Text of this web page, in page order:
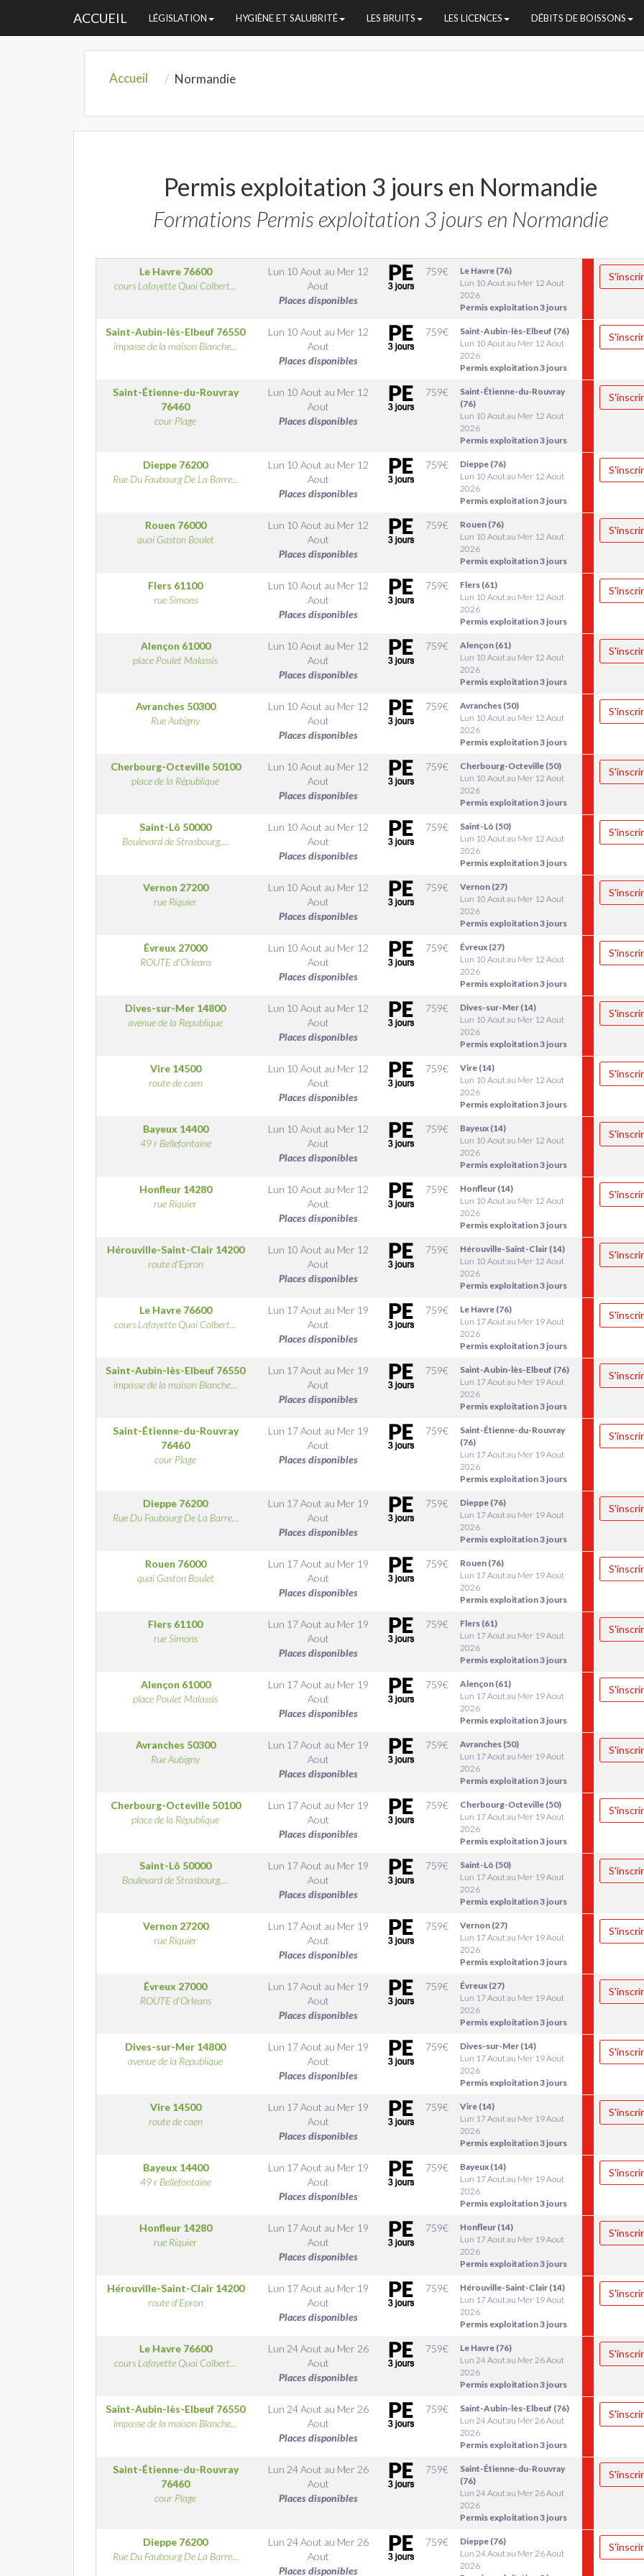
ACCUEIL LÉGISLATION HYGIÈNE ET SALUBRITÉ LES BRUITS LES LICENCES DÉBITS DE BOISSONS
Accueil Normandie
Permis exploitation 3 jours en Normandie
Formations Permis exploitation 3 jours en Normandie
Le Havre 76600
cours Lafayette Quai Colbert...
Lun 10 Aout au Mer 12
Aout
Places disponibles
759€
Le Havre (76)
Lun 10 Aout au Mer 12 Aout
2026
Permis exploitation 3 jours
Saint-Aubin-lès-Elbeuf 76550
impasse de la maison Blanche...
Lun 10 Aout au Mer 12
Aout
Places disponibles
759€
Saint-Aubin-lès-Elbeuf (76)
Lun 10 Aout au Mer 12 Aout
2026
Permis exploitation 3 jours
Saint-Étienne-du-Rouvray
76460
cour Plage
Lun 10 Aout au Mer 12
Aout
Places disponibles
759€
Saint-Étienne-du-Rouvray
(76)
Lun 10 Aout au Mer 12 Aout
2026
Permis exploitation 3 jours
Dieppe 76200
Rue Du Faubourg De La Barre...
Lun 10 Aout au Mer 12
Aout
Places disponibles
759€
Dieppe (76)
Lun 10 Aout au Mer 12 Aout
2026
Permis exploitation 3 jours
Rouen 76000
quai Gaston Boulet
Lun 10 Aout au Mer 12
Aout
Places disponibles
759€
Rouen (76)
Lun 10 Aout au Mer 12 Aout
2026
Permis exploitation 3 jours
Flers 61100
rue Simons
Lun 10 Aout au Mer 12
Aout
Places disponibles
759€
Flers (61)
Lun 10 Aout au Mer 12 Aout
2026
Permis exploitation 3 jours
Alençon 61000
place Poulet Malassis
Lun 10 Aout au Mer 12
Aout
Places disponibles
759€
Alençon (61)
Lun 10 Aout au Mer 12 Aout
2026
Permis exploitation 3 jours
Avranches 50300
Rue Aubigny
Lun 10 Aout au Mer 12
Aout
Places disponibles
759€
Avranches (50)
Lun 10 Aout au Mer 12 Aout
2026
Permis exploitation 3 jours
Cherbourg-Octeville 50100
place de la République
Lun 10 Aout au Mer 12
Aout
Places disponibles
759€
Cherbourg-Octeville (50)
Lun 10 Aout au Mer 12 Aout
2026
Permis exploitation 3 jours
Saint-Lô 50000
Boulevard de Strasbourg,...
Lun 10 Aout au Mer 12
Aout
Places disponibles
759€
Saint-Lô (50)
Lun 10 Aout au Mer 12 Aout
2026
Permis exploitation 3 jours
Vernon 27200
rue Riquier
Lun 10 Aout au Mer 12
Aout
Places disponibles
759€
Vernon (27)
Lun 10 Aout au Mer 12 Aout
2026
Permis exploitation 3 jours
Évreux 27000
ROUTE d'Orleans
Lun 10 Aout au Mer 12
Aout
Places disponibles
759€
Évreux (27)
Lun 10 Aout au Mer 12 Aout
2026
Permis exploitation 3 jours
Dives-sur-Mer 14800
avenue de la Republique
Lun 10 Aout au Mer 12
Aout
Places disponibles
759€
Dives-sur-Mer (14)
Lun 10 Aout au Mer 12 Aout
2026
Permis exploitation 3 jours
Vire 14500
route de caen
Lun 10 Aout au Mer 12
Aout
Places disponibles
759€
Vire (14)
Lun 10 Aout au Mer 12 Aout
2026
Permis exploitation 3 jours
Bayeux 14400
49 r Bellefontaine
Lun 10 Aout au Mer 12
Aout
Places disponibles
759€
Bayeux (14)
Lun 10 Aout au Mer 12 Aout
2026
Permis exploitation 3 jours
Honfleur 14280
rue Riquier
Lun 10 Aout au Mer 12
Aout
Places disponibles
759€
Honfleur (14)
Lun 10 Aout au Mer 12 Aout
2026
Permis exploitation 3 jours
Hérouville-Saint-Clair 14200
route d'Epron
Lun 10 Aout au Mer 12
Aout
Places disponibles
759€
Hérouville-Saint-Clair (14)
Lun 10 Aout au Mer 12 Aout
2026
Permis exploitation 3 jours
Le Havre 76600
cours Lafayette Quai Colbert...
Lun 17 Aout au Mer 19
Aout
Places disponibles
759€
Le Havre (76)
Lun 17 Aout au Mer 19 Aout
2026
Permis exploitation 3 jours
Saint-Aubin-lès-Elbeuf 76550
impasse de la maison Blanche...
Lun 17 Aout au Mer 19
Aout
Places disponibles
759€
Saint-Aubin-lès-Elbeuf (76)
Lun 17 Aout au Mer 19 Aout
2026
Permis exploitation 3 jours
Saint-Étienne-du-Rouvray
76460
cour Plage
Lun 17 Aout au Mer 19
Aout
Places disponibles
759€
Saint-Étienne-du-Rouvray
(76)
Lun 17 Aout au Mer 19 Aout
2026
Permis exploitation 3 jours
Dieppe 76200
Rue Du Faubourg De La Barre...
Lun 17 Aout au Mer 19
Aout
Places disponibles
759€
Dieppe (76)
Lun 17 Aout au Mer 19 Aout
2026
Permis exploitation 3 jours
Rouen 76000
quai Gaston Boulet
Lun 17 Aout au Mer 19
Aout
Places disponibles
759€
Rouen (76)
Lun 17 Aout au Mer 19 Aout
2026
Permis exploitation 3 jours
Flers 61100
rue Simons
Lun 17 Aout au Mer 19
Aout
Places disponibles
759€
Flers (61)
Lun 17 Aout au Mer 19 Aout
2026
Permis exploitation 3 jours
Alençon 61000
place Poulet Malassis
Lun 17 Aout au Mer 19
Aout
Places disponibles
759€
Alençon (61)
Lun 17 Aout au Mer 19 Aout
2026
Permis exploitation 3 jours
Avranches 50300
Rue Aubigny
Lun 17 Aout au Mer 19
Aout
Places disponibles
759€
Avranches (50)
Lun 17 Aout au Mer 19 Aout
2026
Permis exploitation 3 jours
Cherbourg-Octeville 50100
place de la République
Lun 17 Aout au Mer 19
Aout
Places disponibles
759€
Cherbourg-Octeville (50)
Lun 17 Aout au Mer 19 Aout
2026
Permis exploitation 3 jours
Saint-Lô 50000
Boulevard de Strasbourg,...
Lun 17 Aout au Mer 19
Aout
Places disponibles
759€
Saint-Lô (50)
Lun 17 Aout au Mer 19 Aout
2026
Permis exploitation 3 jours
Vernon 27200
rue Riquier
Lun 17 Aout au Mer 19
Aout
Places disponibles
759€
Vernon (27)
Lun 17 Aout au Mer 19 Aout
2026
Permis exploitation 3 jours
Évreux 27000
ROUTE d'Orleans
Lun 17 Aout au Mer 19
Aout
Places disponibles
759€
Évreux (27)
Lun 17 Aout au Mer 19 Aout
2026
Permis exploitation 3 jours
Dives-sur-Mer 14800
avenue de la Republique
Lun 17 Aout au Mer 19
Aout
Places disponibles
759€
Dives-sur-Mer (14)
Lun 17 Aout au Mer 19 Aout
2026
Permis exploitation 3 jours
Vire 14500
route de caen
Lun 17 Aout au Mer 19
Aout
Places disponibles
759€
Vire (14)
Lun 17 Aout au Mer 19 Aout
2026
Permis exploitation 3 jours
Bayeux 14400
49 r Bellefontaine
Lun 17 Aout au Mer 19
Aout
Places disponibles
759€
Bayeux (14)
Lun 17 Aout au Mer 19 Aout
2026
Permis exploitation 3 jours
Honfleur 14280
rue Riquier
Lun 17 Aout au Mer 19
Aout
Places disponibles
759€
Honfleur (14)
Lun 17 Aout au Mer 19 Aout
2026
Permis exploitation 3 jours
Hérouville-Saint-Clair 14200
route d'Epron
Lun 17 Aout au Mer 19
Aout
Places disponibles
759€
Hérouville-Saint-Clair (14)
Lun 17 Aout au Mer 19 Aout
2026
Permis exploitation 3 jours
Le Havre 76600
cours Lafayette Quai Colbert...
Lun 24 Aout au Mer 26
Aout
Places disponibles
759€
Le Havre (76)
Lun 24 Aout au Mer 26 Aout
2026
Permis exploitation 3 jours
Saint-Aubin-lès-Elbeuf 76550
impasse de la maison Blanche...
Lun 24 Aout au Mer 26
Aout
Places disponibles
759€
Saint-Aubin-lès-Elbeuf (76)
Lun 24 Aout au Mer 26 Aout
2026
Permis exploitation 3 jours
Saint-Étienne-du-Rouvray
76460
cour Plage
Lun 24 Aout au Mer 26
Aout
Places disponibles
759€
Saint-Étienne-du-Rouvray
(76)
Lun 24 Aout au Mer 26 Aout
2026
Permis exploitation 3 jours
Dieppe 76200
Rue Du Faubourg De La Barre...
Lun 24 Aout au Mer 26
Aout
Places disponibles
759€
Dieppe (76)
Lun 24 Aout au Mer 26 Aout
2026